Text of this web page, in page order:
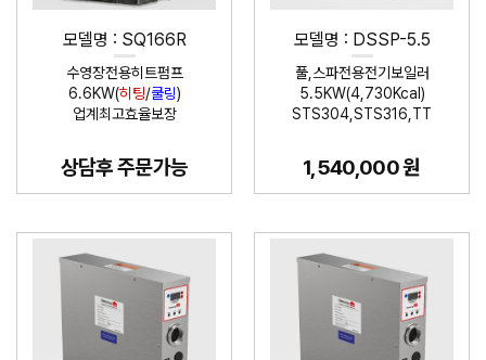
모델명 : SQ166R
수영장전용히트펌프
6.6KW(히팅/쿨링)
업계최고효율보장
상담후 주문가능
모델명 : DSSP-5.5
풀,스파전용전기보일러
5.5KW(4,730Kcal)
STS304,STS316,TT
1,540,000 원